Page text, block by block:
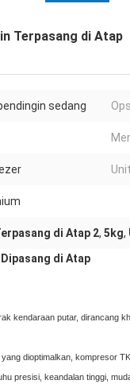
Terpasang di Atap
sedang
di Atap 2, 5kg,
di Atap
kendaraan putar, dirancang
dioptimalkan, kompresor
presisi, keandalan tinggi,